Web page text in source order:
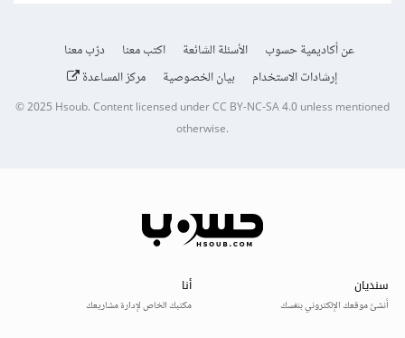
عن أكاديمية حسوب الأسئلة الشائعة اكتب معنا
درّب معنا
إرشادات الاستخدام
بيان الخصوصية مركز المساعدة
© 2025Hsoub.Content licensed underCC BY-NC-SA 4.0unless mentioned
otherwise.